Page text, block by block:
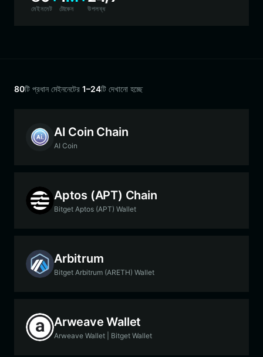
মেইননেট টোকেন উপলব্ধ
80টি প্রধান মেইননেটের 1–24টি দেখানো হচ্ছে
AI Coin Chain
AI Coin
Aptos (APT) Chain
Bitget Aptos (APT) Wallet
Arbitrum
Bitget Arbitrum (ARETH) Wallet
Arweave Wallet
Arweave Wallet | Bitget Wallet